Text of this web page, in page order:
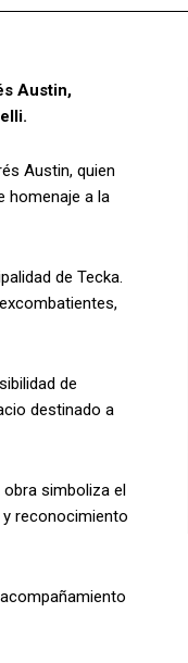
Austin,
Austin, quien
homenaje a la
de Tecka.
de
destinado a
obra simboliza el
reconocimiento